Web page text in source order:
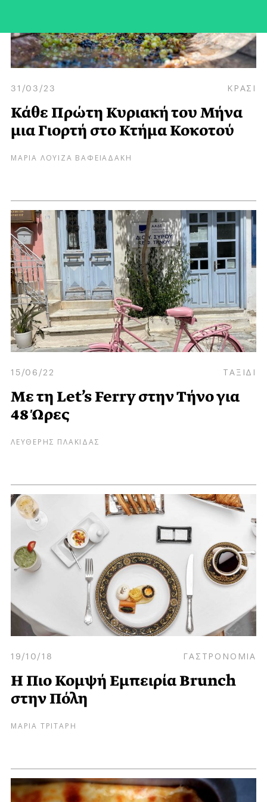
31/03/23 ΚΡΑΣΙ
Κάθε Πρώτη Κυριακή του Μήνα
μια Γιορτή στο Κτήμα Κοκοτού
ΜΑΡΙΑ ΛΟΥΙΖΑ ΒΑΦΕΙΑΔΑΚΗ
15/06/22 ΤΑΞΙΔΙ
Με τη Let’s Ferry στην Τήνο για
48 Ώρες
ΛΕΥΘΕΡΗΣ ΠΛΑΚΙΔΑΣ
19/10/18 ΓΑΣΤΡΟΝΟΜΙΑ
Η Πιο Κομψή Εμπειρία Brunch
στην Πόλη
ΜΑΡΙΑ ΤΡΙΤΑΡΗ